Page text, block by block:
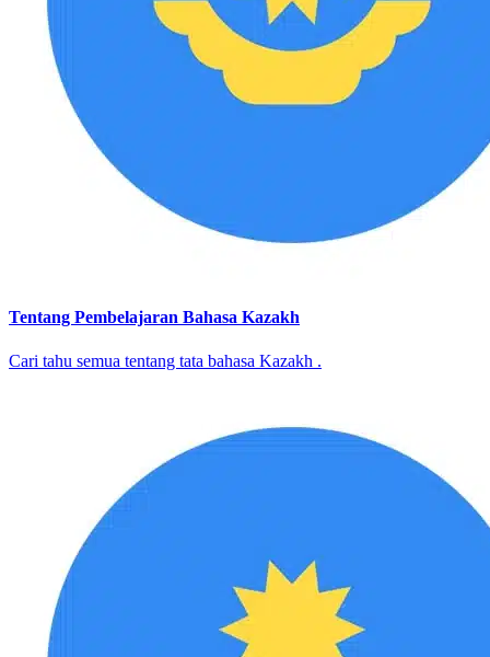
Tentang Pembelajaran Bahasa Kazakh
Cari tahu semua tentang tata bahasa Kazakh .